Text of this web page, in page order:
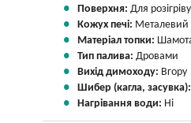
Поверхня: Для розігріву
Кожух печі: Металевий
Матеріал топки:
Тип палива: Дровами
Вихід димоходу: Вгору
Шибер (кагла,
Нагрівання води: Ні